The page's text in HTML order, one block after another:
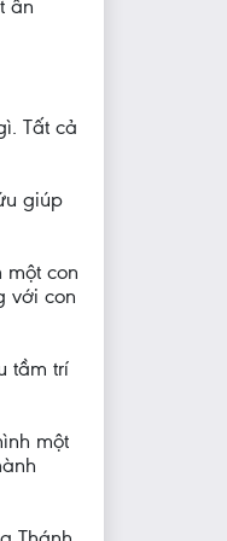
ân
Tất cả
giúp
con
với con
tầm trí
một